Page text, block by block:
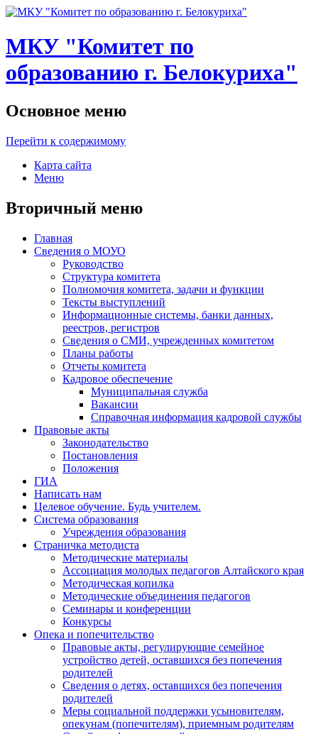
МКУ "Комитет по
образованию г. Белокуриха"
Основное меню
Перейти к содержимому
Карта сайта
Меню
Вторичный меню
Главная
Сведения о МОУО
Руководство
Структура комитета
Полномочия комитета, задачи и функции
Тексты выступлений
Информационные системы, банки данных,
реестров, регистров
Сведения о СМИ, учрежденных комитетом
Планы работы
Отчеты комитета
Кадровое обеспечение
Муниципальная служба
Вакансии
Справочная информация кадровой службы
Правовые акты
Законодательство
Постановления
Положения
ГИА
Написать нам
Целевое обучение. Будь учителем.
Система образования
Учреждения образования
Страничка методиста
Методические материалы
Ассоциация молодых педагогов Алтайского края
Методическая копилка
Методические объединения педагогов
Семинары и конференции
Конкурсы
Опека и попечительство
Правовые акты, регулирующие семейное
устройство детей, оставшихся без попечения
родителей
Сведения о детях, оставшихся без попечения
родителей
Меры социальной поддержки усыновителям,
опекунам (попечителям), приемным родителям